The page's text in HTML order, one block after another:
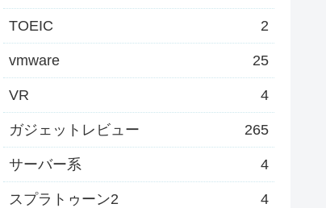
TOEIC 2
vmware 25
VR 4
ガジェットレビュー 265
サーバー系 4
スプラトゥーン2 4